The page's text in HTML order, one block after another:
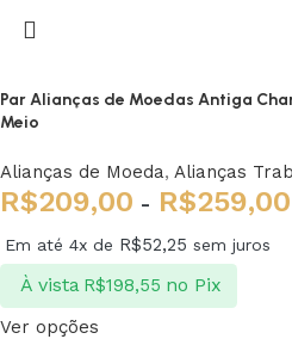
Par Alianças de Moedas Antiga
Meio
Alianças de Moeda, Alianças
R$209,00 - R$259,00
Em até 4x de R$52,25 sem juros
À vista R$198,55 no Pix
Ver opções